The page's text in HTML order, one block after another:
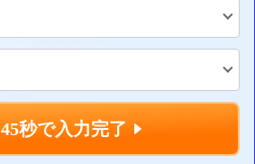
45秒で入力完了